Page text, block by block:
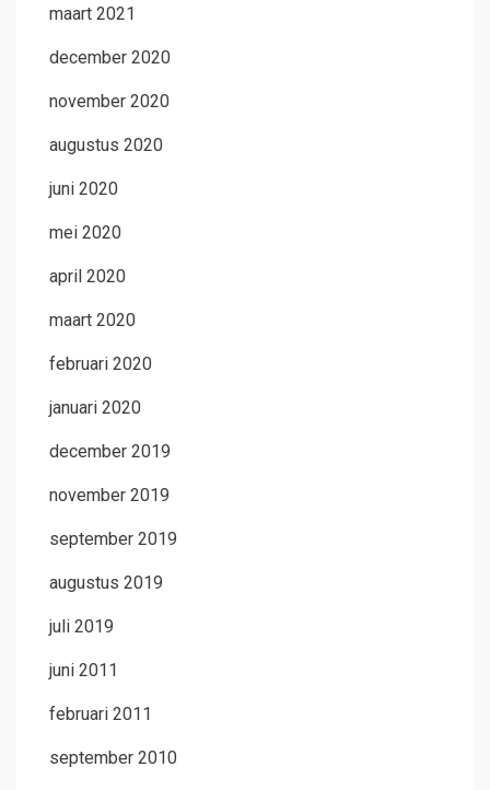
maart 2021
december 2020
november 2020
augustus 2020
juni 2020
mei 2020
april 2020
maart 2020
februari 2020
januari 2020
december 2019
november 2019
september 2019
augustus 2019
juli 2019
juni 2011
februari 2011
september 2010